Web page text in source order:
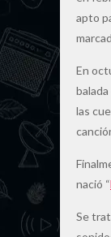
apto
En
las
nació “
Se